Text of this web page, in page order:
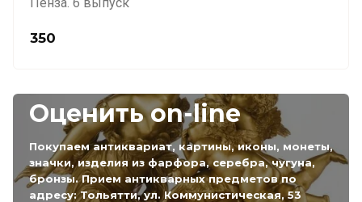
350
Оценить on-line
Покупаем антиквариат, картины, иконы, монеты,
значки, изделия из фарфора, серебра, чугуна,
бронзы. Прием антикварных предметов по
адресу: Тольятти, ул. Коммунистическая, 53